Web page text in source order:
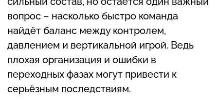
вопрос – насколько быстро команда
найдёт баланс между контролем,
давлением и вертикальной игрой. Ведь
плохая организация и ошибки в
переходных фазах могут привести к
серьёзным последствиям.